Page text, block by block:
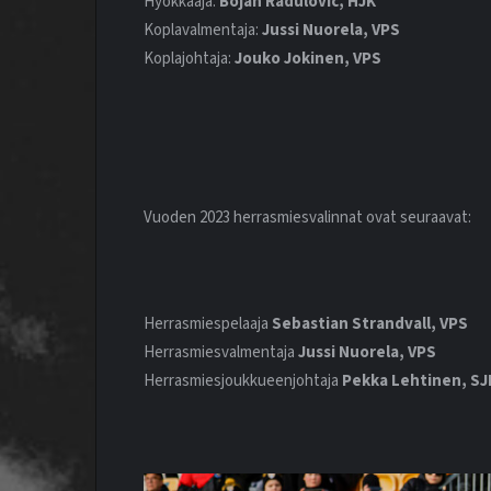
Koplavalmentaja:Jussi Nuorela, VPS
Koplajohtaja:Jouko Jokinen, VPS
Vuoden 2023 herrasmiesvalinnat ovat seuraavat:
Herrasmiespelaaja Sebastian Strandvall, VPS
HerrasmiesvalmentajaJussi Nuorela, VPS
Herrasmiesjoukkueenjohtaja Pekka Lehtinen,